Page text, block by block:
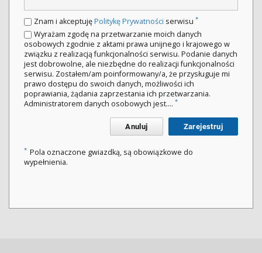
Znam i akceptujęPolitykę Prywatności serwisu *
Wyrażam zgodę na przetwarzanie moich danych
osobowych zgodnie z aktami prawa unijnego i krajowego w
związku z realizacją funkcjonalności serwisu. Podanie danych
jest dobrowolne, ale niezbędne do realizacji funkcjonalności
serwisu. Zostałem/am poinformowany/a, że przysługuje mi
prawo dostępu do swoich danych, możliwości ich
poprawiania, żądania zaprzestania ich przetwarzania.
Administratorem danych osobowych jest.... *
Anuluj Zarejestruj
* Pola oznaczone gwiazdką, są obowiązkowe do
wypełnienia.